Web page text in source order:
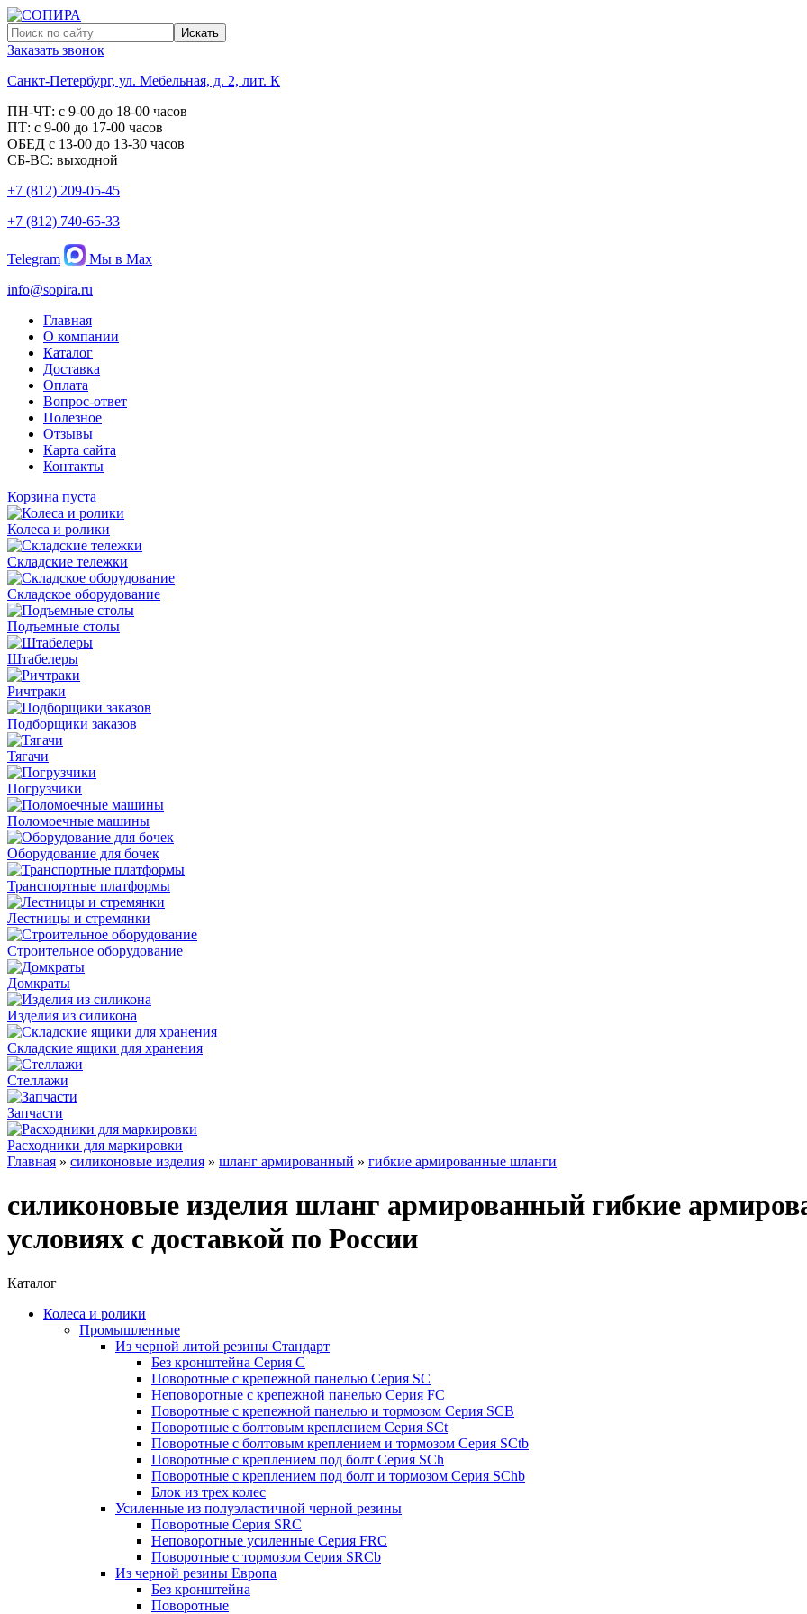
Заказать звонок
Санкт-Петербург, ул. Мебельная, д. 2, лит. К
ПН-ЧТ: с 9-00 до 18-00 часов
ПТ: с 9-00 до 17-00 часов
ОБЕД с 13-00 до 13-30 часов
СБ-ВС: выходной
+7 (812) 209-05-45
+7 (812) 740-65-33
Telegram
Мы в Max
info@sopira.ru
Главная
О компании
Каталог
Доставка
Оплата
Вопрос-ответ
Полезное
Отзывы
Карта сайта
Контакты
Корзина пуста
Колеса и ролики
Складские тележки
Складское оборудование
Подъемные столы
Штабелеры
Ричтраки
Подборщики заказов
Тягачи
Погрузчики
Поломоечные машины
Оборудование для бочек
Транспортные платформы
Лестницы и стремянки
Строительное оборудование
Домкраты
Изделия из силикона
Складские ящики для хранения
Стеллажи
Запчасти
Расходники для маркировки
Главная » силиконовые изделия » шланг армированный » гибкие армированные шланги
силиконовые изделия шланг армированный гибкие
условиях с доставкой по России
Каталог
Колеса и ролики
Промышленные
Из черной литой резины Стандарт
Без кронштейна Серия С
Поворотные с крепежной панелью Серия SC
Неповоротные с крепежной панелью Серия FC
Поворотные с крепежной панелью и тормозом Серия SCB
Поворотные с болтовым креплением Серия SCt
Поворотные с болтовым креплением и тормозом Серия SCtb
Поворотные с креплением под болт Серия SCh
Поворотные с креплением под болт и тормозом Серия SChb
Блок из трех колес
Усиленные из полуэластичной черной резины
Поворотные Серия SRC
Неповоротные усиленные Серия FRC
Поворотные с тормозом Серия SRCb
Из черной резины Европа
Без кронштейна
Поворотные